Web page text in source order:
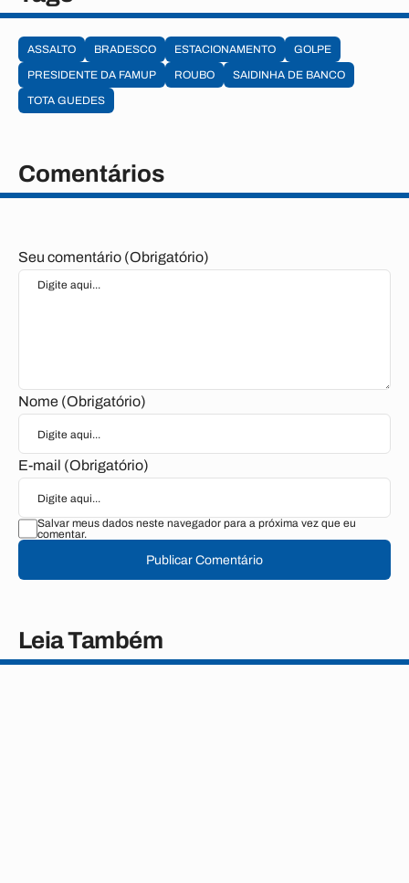
ASSALTO BRADESCO ESTACIONAMENTO
GOLPE
PRESIDENTE DA FAMUP
ROUBO
SAIDINHA DE BANCO
TOTA GUEDES
Comentários
Seu comentário (Obrigatório)
Nome (Obrigatório)
E-mail (Obrigatório)
Salvar meus dados neste navegador para a próxima vez que eu
comentar.
Publicar Comentário
Leia Também